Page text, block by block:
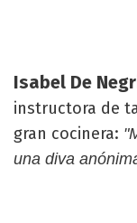
Isabel De
instructora de
gran cocinera:
una diva